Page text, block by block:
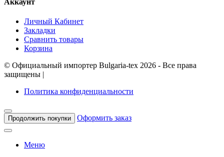
Аккаунт
Личный Кабинет
Закладки
Сравнить товары
Корзина
© Официальный импортер Bulgaria-tex 2026 - Все права
защищены |
Политика конфиденциальности
Продолжить покупки Оформить заказ
Меню